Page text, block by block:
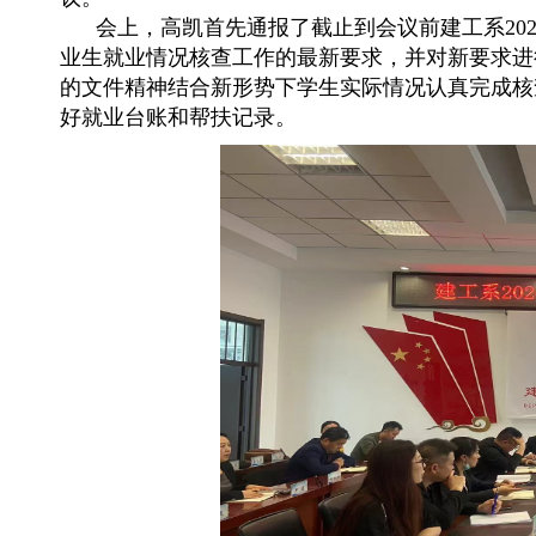
会上，高凯首先通报了截止到会议前建工系
业生就业情况核查工作的最新要求，并对新要求
的文件精神结合新形势下学生实际情况认真完成
好就业台账和帮扶记录。